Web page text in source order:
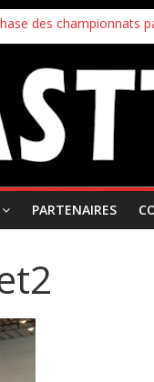
des championnats
nos équipes
– c’est parti !
– ouvertures
– 21/22 Mars 2026
PARTENAIRES